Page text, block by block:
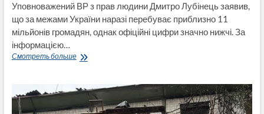
Уповноважений ВР з прав людини Дмитро Лубінець заявив,
що за межами України наразі перебуває приблизно 11
мільйонів громадян, однак офіційні цифри значно нижчі. За
інформацією…
Смотреть больше«Нестикування».
що
кордоном